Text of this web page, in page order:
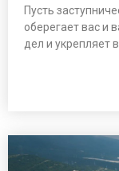
Пусть
оберегает вас и
дел и укрепляет